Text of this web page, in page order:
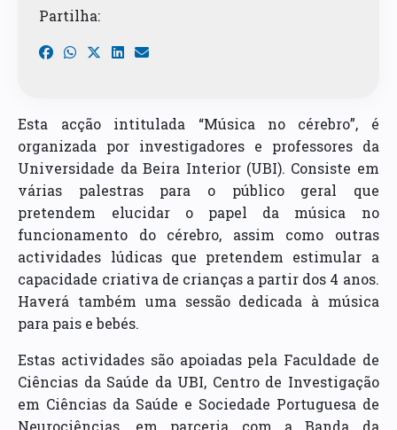
Partilha:
Esta acção intitulada “Música no cérebro”, é
organizada por investigadores e professores da
Universidade da Beira Interior (UBI). Consiste em
várias palestras para o público geral que
pretendem elucidar o papel da música no
funcionamento do cérebro, assim como outras
actividades lúdicas que pretendem estimular a
capacidade criativa de crianças a partir dos 4 anos.
Haverá também uma sessão dedicada à música
para pais e bebés.
Estas actividades são apoiadas pela Faculdade de
Ciências da Saúde da UBI, Centro de Investigação
em Ciências da Saúde e Sociedade Portuguesa de
Neurociências, em parceria com a Banda da